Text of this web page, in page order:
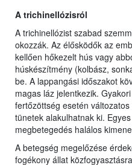
A trichinellózisról
A trichinellózist szabad
okozzák. Az élősködők az
kellően hőkezelt hús vagy
húskészítmény (kolbász,
be. A lappangási időszakot
magas láz jelentkezik.
fertőzöttség esetén
tünetek alakulhatnak ki.
megbetegedés halálos
A betegség megelőzése
fogékony állat